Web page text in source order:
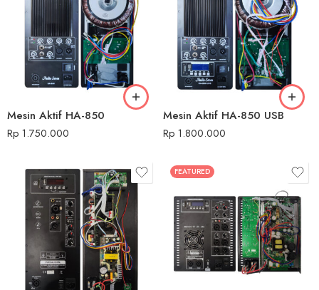
Mesin Aktif HA-850
Rp 1.750.000
Mesin Aktif HA-850 USB
Rp 1.800.000
FEATURED